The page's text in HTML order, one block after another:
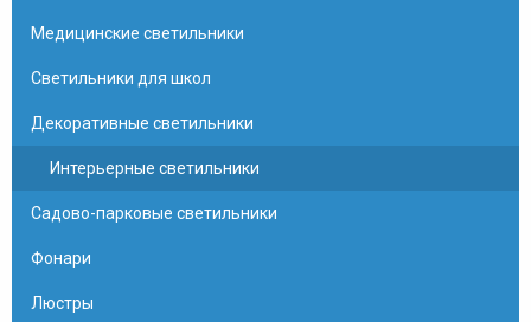
Медицинские светильники
Светильники для школ
Декоративные светильники
Интерьерные светильники
Садово-парковые светильники
Фонари
Люстры